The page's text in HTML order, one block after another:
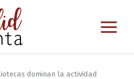
dominan la actividad